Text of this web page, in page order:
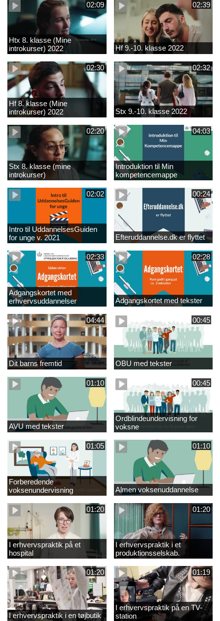
02:09
Htx 8. klasse (Mine
introkurser) 2022
02:39
Hf 9.-10. klasse 2022
02:30
Hf 8. klasse (Mine
introkurser) 2022
02:32
Stx 9.-10. klasse 2022
02:20
Stx 8. klasse (mine
introkurser)
04:03
Introduktion til Min
kompetencemappe
02:02
Intro til UddannelsesGuiden
for unge v. 2021
00:24
Efteruddannelse.dk er flyttet
02:33
Adgangskortet med
erhvervsuddannelser
02:28
Adgangskortet med tekster
04:44
Dit barns fremtid
00:45
OBU med tekster
01:10
AVU med tekster
00:45
Ordblindeundervisning for
voksne
01:05
Forberedende
voksenundervisning
01:10
Almen voksenuddannelse
01:20
I erhvervspraktik på et
hospital
01:20
I erhvervspraktik i et
produktionsselskab.
01:20
I erhvervspraktik i en tøjbutik
01:19
I erhvervspraktik på en TV-
station